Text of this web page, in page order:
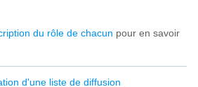
du rôle de chacun pour en savoir
d'une liste de diffusion